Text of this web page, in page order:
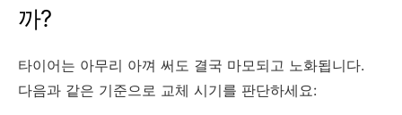
까?
타이어는 아무리 아껴 써도 결국 마모되고 노화됩니다.
다음과 같은 기준으로 교체 시기를 판단하세요: